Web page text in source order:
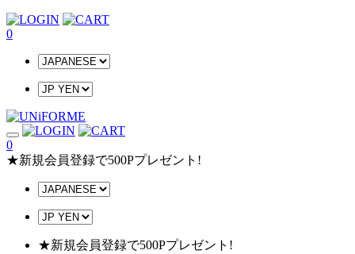
0
0
★新規会員登録で500Pプレゼント!
★新規会員登録で500Pプレゼント!